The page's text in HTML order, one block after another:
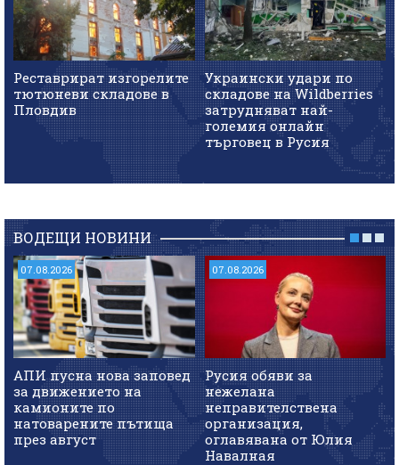
Реставрират изгорелите
тютюневи складове в
Пловдив
Украински удари по
складове на Wildberries
затрудняват най-
големия онлайн
търговец в Русия
ВОДЕЩИ НОВИНИ
07.08.2026
АПИ пусна нова заповед
за движението на
камионите по
натоварените пътища
през август
07.08.2026
Русия обяви за
нежелана
неправителствена
организация,
оглавявана от Юлия
Навалная